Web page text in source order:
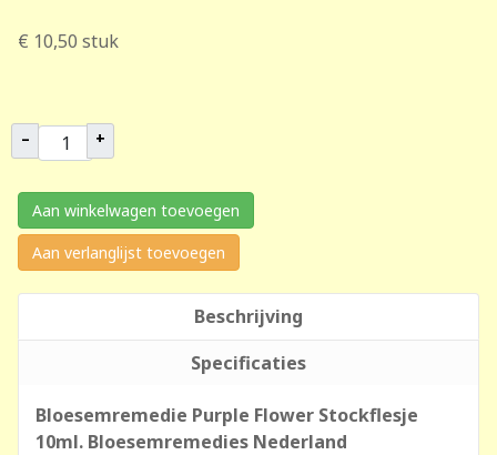
€ 10,50 stuk
– +
Aan winkelwagen toevoegen
Aan verlanglijst toevoegen
Beschrijving
Specificaties
Bloesemremedie Purple Flower Stockflesje
10ml. Bloesemremedies Nederland